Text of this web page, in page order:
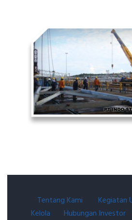
Tentang Kami Kegiatan
Kelola
Hubungan Investor